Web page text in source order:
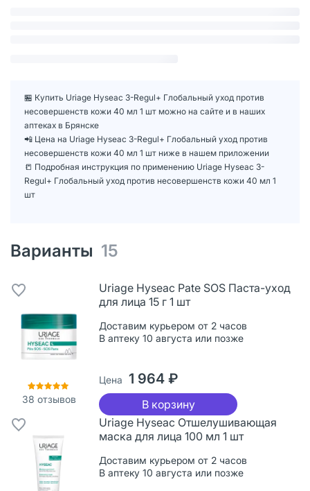
🏪 Купить Uriage Hyseac 3-Regul+ Глобальный уход против
несовершенств кожи 40 мл 1 шт можно на сайте и в наших
аптеках в Брянске
📲 Цена на Uriage Hyseac 3-Regul+ Глобальный уход против
несовершенств кожи 40 мл 1 шт ниже в нашем приложении
📒 Подробная инструкция по применению Uriage Hyseac 3-
Regul+ Глобальный уход против несовершенств кожи 40 мл 1
шт
Варианты 15
38 отзывов
Uriage Hyseac Pate SOS Паста-уход
для лица 15 г 1 шт
Доставим курьером от 2 часов
В аптеку 10 августа или позже
Цена 1 964 ₽
В корзину
Uriage Hyseac Отшелушивающая
маска для лица 100 мл 1 шт
Доставим курьером от 2 часов
В аптеку 10 августа или позже